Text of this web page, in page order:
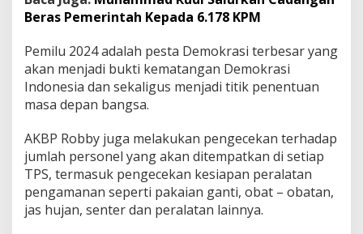
a
P
e
r
e
l
P
n
g
Beras Pemerintah Kepada 6.178 KPM
Pemilu 2024 adalah pesta Demokrasi terbesar yang
akan menjadi bukti kematangan Demokrasi
Indonesia dan sekaligus menjadi titik penentuan
masa depan bangsa.
AKBP Robby juga melakukan pengecekan terhadap
jumlah personel yang akan ditempatkan di setiap
TPS, termasuk pengecekan kesiapan peralatan
pengamanan seperti pakaian ganti, obat – obatan,
jas hujan, senter dan peralatan lainnya.